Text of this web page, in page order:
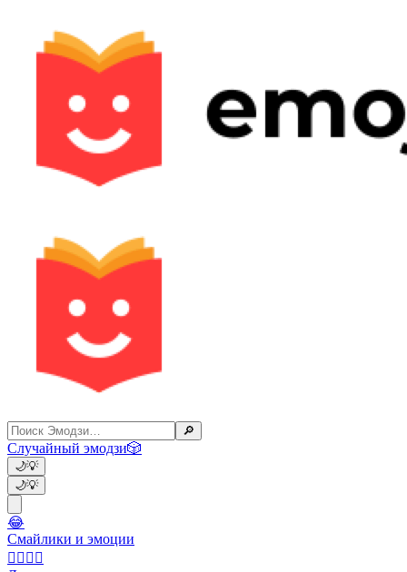
🔎
Случайный эмодзи🎲
🌙💡
🌙💡
😂
Смайлики и эмоции
👩‍❤️‍💋‍👨